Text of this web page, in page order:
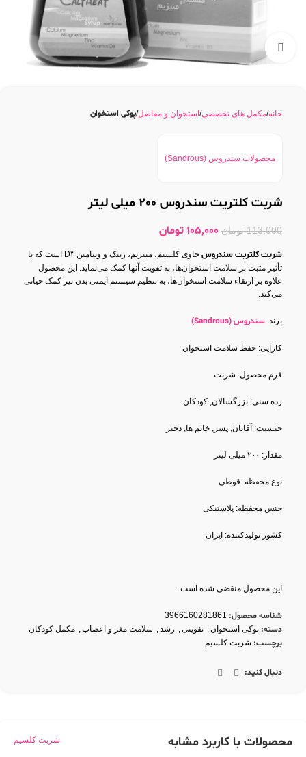
خانه مکمل های تخصصی استخوان و مفاصل پوکی استخوان
محصولات سندروس (Sandrous)
شربت کلتریت سندروس 200 میلی لیتر
113,000 تومان 105,000 تومان
شربت کلتریت سندروس
حاوی کلسیم، منیزیم، زینک و ویتامین D۳ است که با
تأثیر مثبت بر سلامت استخوان‌ها، به تقویت آنها کمک می‌نماید. این محصول
علاوه بر ارتقاء سلامت استخوان‌ها، به تنظیم سیستم ایمنی بدن نیز کمک حیاتی
می‌کند.
برند: سندروس (Sandrous)
کارایی: حفظ سلامت استخوان
فرم محصول: شربت
رده سنی: بزرگسالان, کودکان
جنسیت: آقایان, پسر, خانم ها, دختر
مقدار: ۲۰۰ میلی لیتر
نوع محفظه: قوطی
جنس محفظه: پلاستیکی
کشور تولید‎کننده: ایران
این محصول منقضی شده است.
شناسه محصول: 3966160281861
دسته: پوکی استخوان, تقویتی, رشد, سلامت مغز و اعصاب, مکمل کودکان
برچسب: شربت کلسیم
دنبال کنید:
محصولات با کاربرد مشابه شربت کلسیم